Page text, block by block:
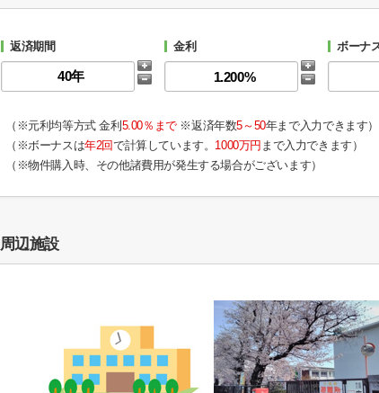
返済期間 金利 ボーナ
（※元利均等方式 金利 5.00％まで※返済年数5～50年まで入力できます）
（※ボーナスは年2回で計算しています。 1000万円 まで入力できます）
（※物件購入時、その他諸費用が発生する場合がございます）
周辺施設